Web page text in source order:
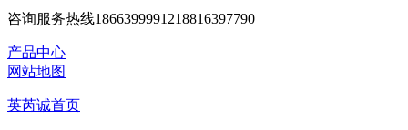
咨询服务热线1866399991218816397790
产品中心
网站地图
英芮诚首页